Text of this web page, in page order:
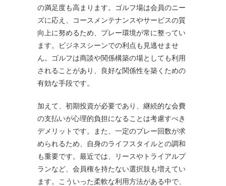
の満足度も高まります。ゴルフ場は会員のニー
ズに応え、コースメンテナンスやサービスの質
向上に努めるため、プレー環境が常に整ってい
ます。ビジネスシーンでの利点も見逃せませ
ん。ゴルフは商談や関係構築の場としても利用
されることがあり、良好な関係性を築くための
有効な手段です。
加えて、初期投資が必要であり、継続的な会費
の支払いが心理的負担になることは考慮すべき
デメリットです。また、一定のプレー回数が求
められるため、自身のライフスタイルとの調和
も重要です。最近では、リースやトライアルプ
ランなど、会員権を持たない選択肢も増えてい
ます。こういった柔軟な利用方法がある中で、